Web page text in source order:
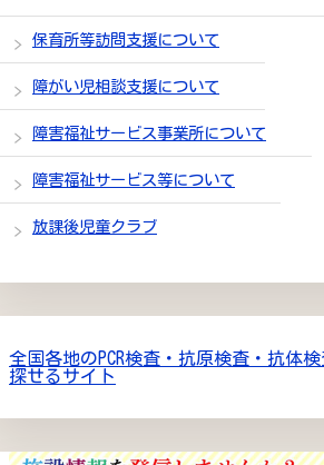
保育所等訪問支援について
障がい児相談支援について
障害福祉サービス事業所について
障害福祉サービス等について
放課後児童クラブ
全国各地のPCR検査・抗原検査・抗体
探せるサイト